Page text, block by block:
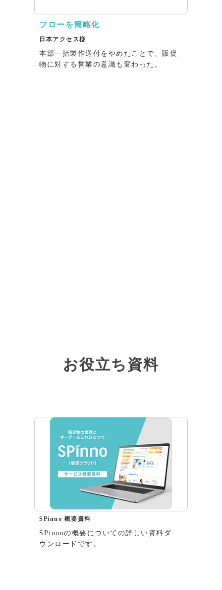
フローを簡略化
日本アクセス様
本部一括製作送付をやめたことで、販促
物に対する営業の意識も変わった。
お役立ち資料
SPinno 概要資料
SPinnoの概要についての詳しい資料ダ
ウンロードです。